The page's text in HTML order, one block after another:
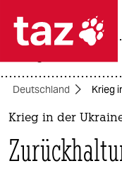

themen
politik
Deutschland Krieg
Krieg in der